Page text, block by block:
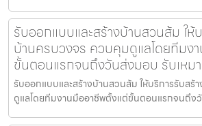
รับออกแบบและสร้างบ้านสวนส้ม ให้
บ้านครบวงจร ควบคุมดูแลโดยทีมง
ขั้นตอนแรกจนถึงวันส่งมอบ รับเหม
รับออกแบบและสร้างบ้านสวนส้ม ให้บริการรับส
ดูแลโดยทีมงานมืออาชีพตั้งแต่ขั้นตอนแรกจนถึง